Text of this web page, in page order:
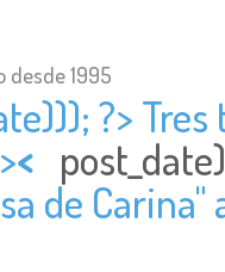
desde 1995
?>
<
de Carina"